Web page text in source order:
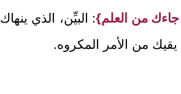
جاءك من العلم}: البيِّن، الذي ينهاك
يقيك من الأمر المكروه.